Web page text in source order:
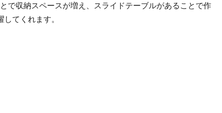
で収納スペースが増え、スライドテーブルがあることで作
てくれます。